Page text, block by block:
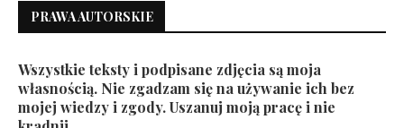
PRAWA AUTORSKIE
Wszystkie teksty i podpisane zdjęcia są moja
własnością. Nie zgadzam się na używanie ich bez
mojej wiedzy i zgody. Uszanuj moją pracę i nie